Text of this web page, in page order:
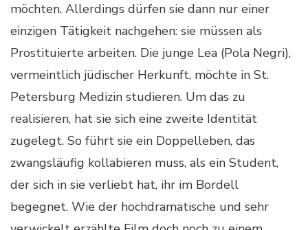
möchten. Allerdings dürfen sie dann nur einer
einzigen Tätigkeit nachgehen: sie müssen als
Prostituierte arbeiten. Die junge Lea (Pola Negri),
vermeintlich jüdischer Herkunft, möchte in St.
Petersburg Medizin studieren. Um das zu
realisieren, hat sie sich eine zweite Identität
zugelegt. So führt sie ein Doppelleben, das
zwangsläufig kollabieren muss, als ein Student,
der sich in sie verliebt hat, ihr im Bordell
begegnet. Wie der hochdramatische und sehr